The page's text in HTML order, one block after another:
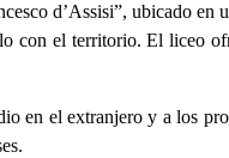
d’Assisi”, ubicado
el territorio. El liceo
en el extranjero y a los